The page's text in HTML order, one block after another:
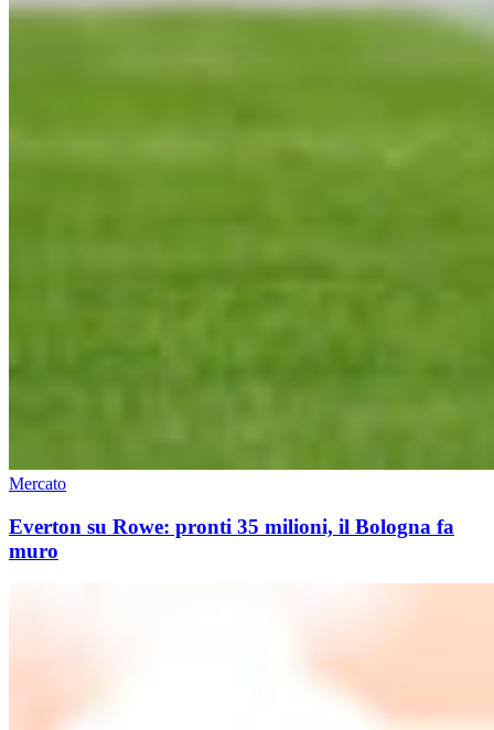
Mercato
Everton su Rowe: pronti 35 milioni, il Bologna fa
muro